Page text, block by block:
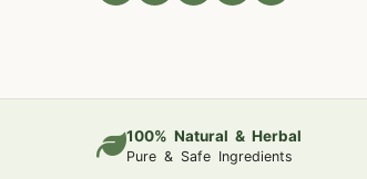
100% Natural & Herbal
Pure & Safe Ingredients